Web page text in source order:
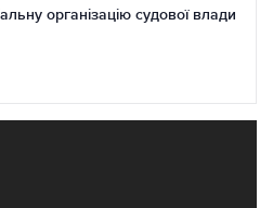
організацію судової влади